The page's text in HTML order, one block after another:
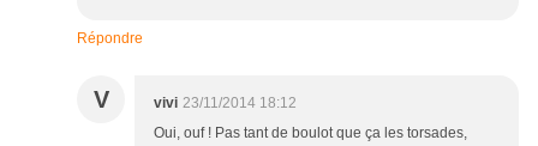
Répondre
V vivi 23/11/2014 18:12
Oui, ouf ! Pas tant de boulot que ça les torsades,